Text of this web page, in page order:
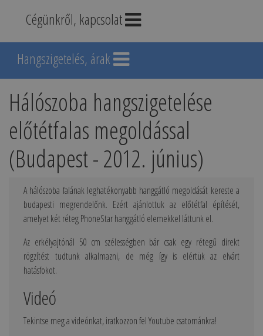
Cégünkről, kapcsolat
Hangszigetelés, árak
Hálószoba hangszigetelése
előtétfalas megoldással
(Budapest - 2012. június)
A hálószoba falának leghatékonyabb hanggátló megoldását kereste a
budapesti megrendelőnk. Ezért ajánlottuk az előtétfal építését,
amelyet két réteg PhoneStar hanggátló elemekkel láttunk el.
Az erkélyajtónál 50 cm szélességben bár csak egy rétegű direkt
rögzítést tudtunk alkalmazni, de még így is elértük az elvárt
hatásfokot.
Videó
Tekintse meg a videónkat, iratkozzon fel Youtube csatornánkra!